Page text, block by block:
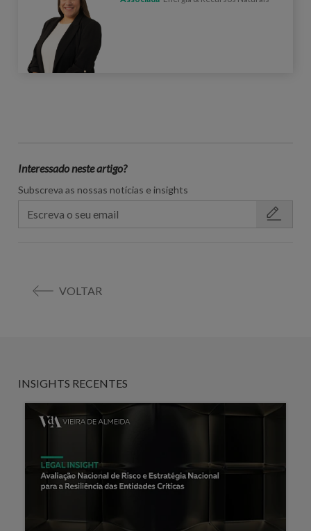
Interessado neste artigo?
Subscreva as nossas notícias e insights
VOLTAR
INSIGHTS RECENTES